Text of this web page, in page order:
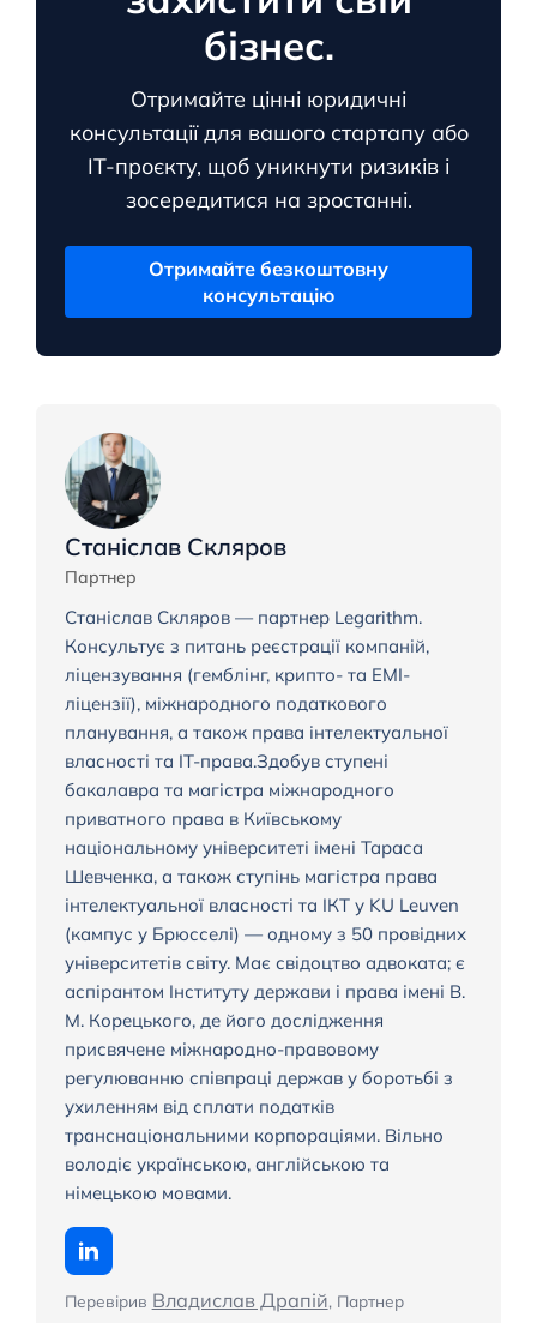
бізнес.
Отримайте цінні юридичні
консультації для вашого стартапу або
ІТ-проєкту, щоб уникнути ризиків і
зосередитися на зростанні.
Отримайте безкоштовну
консультацію
Станіслав Скляров
Партнер
Станіслав Скляров — партнер Legarithm.
Консультує з питань реєстрації компаній,
ліцензування (гемблінг, крипто- та EMI-
ліцензії), міжнародного податкового
планування, а також права інтелектуальної
власності та IT-права.Здобув ступені
бакалавра та магістра міжнародного
приватного права в Київському
національному університеті імені Тараса
Шевченка, а також ступінь магістра права
інтелектуальної власності та ІКТ у KU Leuven
(кампус у Брюсселі) — одному з 50 провідних
університетів світу. Має свідоцтво адвоката; є
аспірантом Інституту держави і права імені В.
М. Корецького, де його дослідження
присвячене міжнародно-правовому
регулюванню співпраці держав у боротьбі з
ухиленням від сплати податків
транснаціональними корпораціями. Вільно
володіє українською, англійською та
німецькою мовами.
Перевірив Владислав Драпій, Партнер